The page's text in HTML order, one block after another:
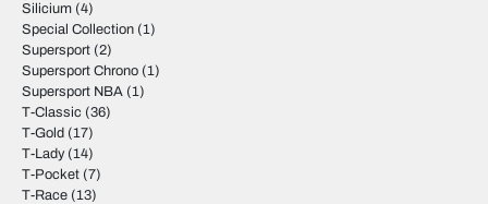
Silicium (4)
Special Collection (1)
Supersport (2)
Supersport Chrono (1)
Supersport NBA (1)
T-Classic (36)
T-Gold (17)
T-Lady(14)
T-Pocket (7)
T-Race (13)